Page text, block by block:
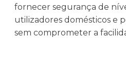
fornecer segurança de
utilizadores domésticos e
sem comprometer a